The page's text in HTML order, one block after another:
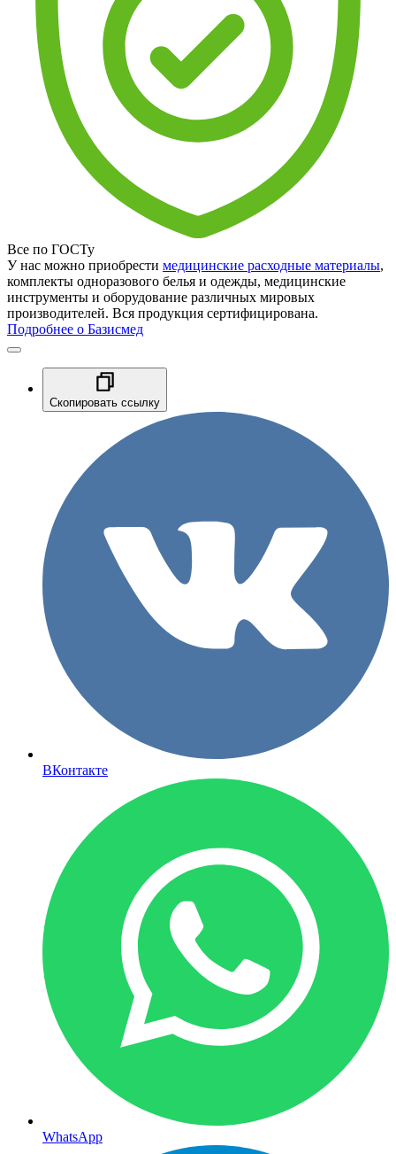
Все по ГОСТу
У нас можно приобрести медицинские расходные материалы,
комплекты одноразового белья и одежды, медицинские
инструменты и оборудование различных мировых
производителей. Вся продукция сертифицирована.
Подробнее о Базисмед
Скопировать ссылку
ВКонтакте
WhatsApp